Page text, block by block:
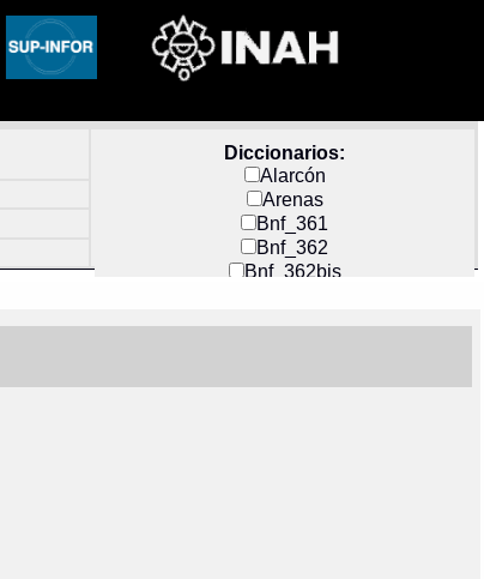
Diccionarios:
Alarcón
Arenas
Bnf_361
Bnf_362
Bnf_362bis
Docs_México